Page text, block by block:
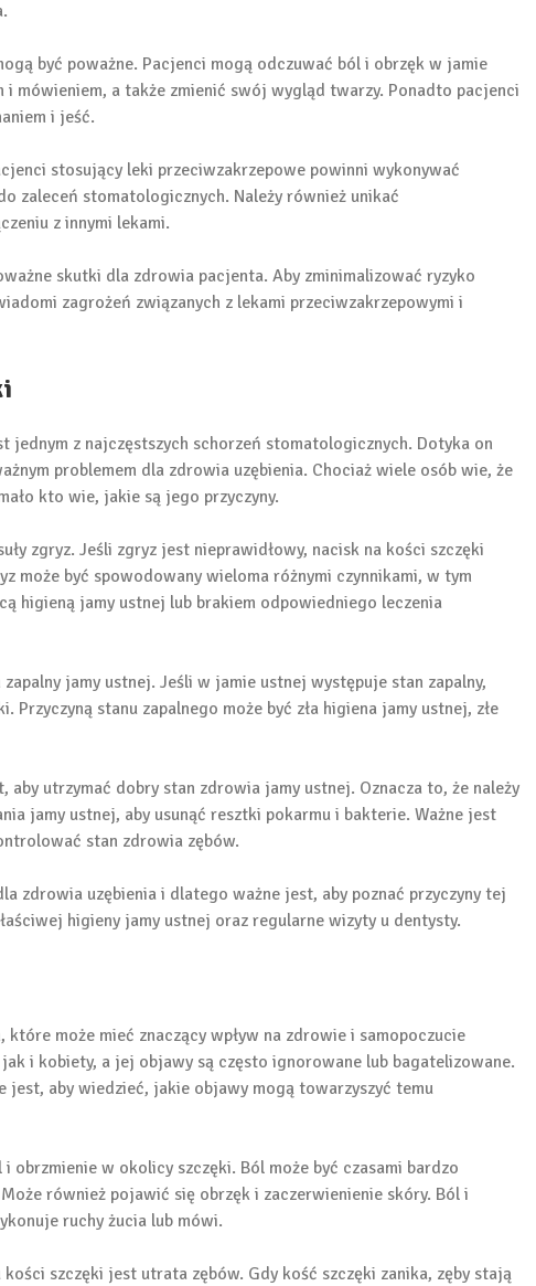
być poważne. Pacjenci mogą odczuwać ból i obrzęk w jamie
mówieniem, a także zmienić swój wygląd twarzy. Ponadto pacjenci
i jeść.
stosujący leki przeciwzakrzepowe powinni wykonywać
zaleceń stomatologicznych. Należy również unikać
z innymi lekami.
skutki dla zdrowia pacjenta. Aby zminimalizować ryzyko
zagrożeń związanych z lekami przeciwzakrzepowymi i
jednym z najczęstszych schorzeń stomatologicznych. Dotyka on
problemem dla zdrowia uzębienia. Chociaż wiele osób wie, że
kto wie, jakie są jego przyczyny.
zgryz. Jeśli zgryz jest nieprawidłowy, nacisk na kości szczęki
może być spowodowany wieloma różnymi czynnikami, w tym
higieną jamy ustnej lub brakiem odpowiedniego leczenia
jamy ustnej. Jeśli w jamie ustnej występuje stan zapalny,
stanu zapalnego może być zła higiena jamy ustnej, złe
utrzymać dobry stan zdrowia jamy ustnej. Oznacza to, że należy
jamy ustnej, aby usunąć resztki pokarmu i bakterie. Ważne jest
stan zdrowia zębów.
zdrowia uzębienia i dlatego ważne jest, aby poznać przyczyny tej
higieny jamy ustnej oraz regularne wizyty u dentysty.
może mieć znaczący wpływ na zdrowie i samopoczucie
i kobiety, a jej objawy są często ignorowane lub bagatelizowane.
jest, aby wiedzieć, jakie objawy mogą towarzyszyć temu
obrzmienie w okolicy szczęki. Ból może być czasami bardzo
również pojawić się obrzęk i zaczerwienienie skóry. Ból i
ruchy żucia lub mówi.
szczęki jest utrata zębów. Gdy kość szczęki zanika, zęby stają